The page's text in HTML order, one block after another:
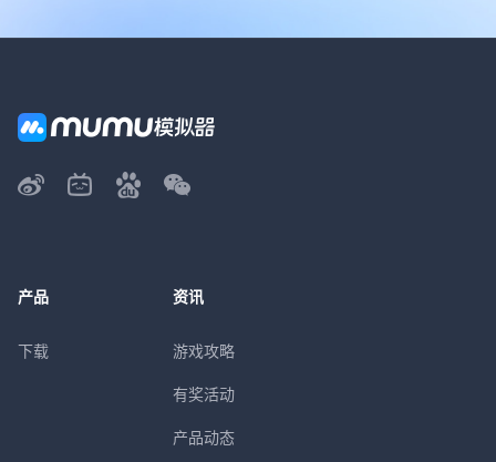
产品
下载
资讯
游戏攻略
有奖活动
产品动态